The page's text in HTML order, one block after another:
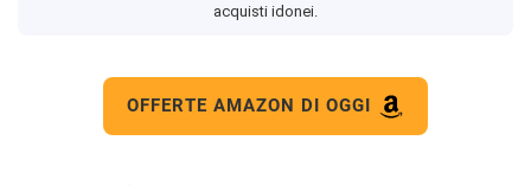
acquisti idonei.
OFFERTE AMAZON DI OGGI